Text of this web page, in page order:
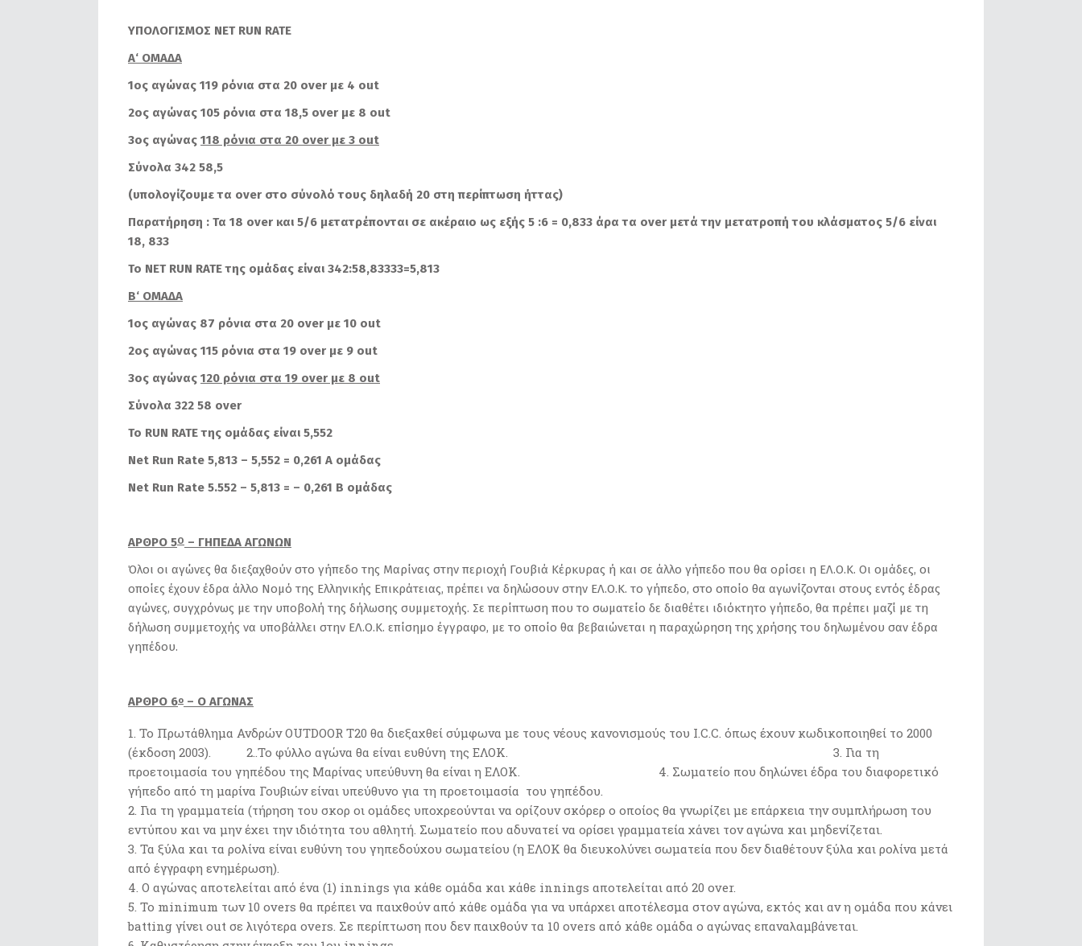
YΠΟΛΟΓΙΣΜΟΣ NET RUN RATE
A‘ OMΑΔΑ
1ος αγώνας 119 ρόνια στα 20 over με 4 out
2ος αγώνας 105 ρόνια στα 18,5 over με 8 out
3ος αγώνας 118 ρόνια στα 20 over με 3 out
Σύνολα 342 58,5
(υπολογίζουμε τα over στο σύνολό τους δηλαδή 20 στη περίπτωση ήττας)
Παρατήρηση : Τα 18 οver και 5/6 μετατρέπονται σε ακέραιο ως εξής 5 :6 = 0,833 άρα τα οver μετά την μετατροπή του κλάσματος 5/6 είναι
18, 833
Το NET RUN RATEτης ομάδας είναι 342:58,83333=5,813
B‘ OMAΔΑ
1ος αγώνας 87 ρόνια στα 20 over με 10 out
2ος αγώνας 115 ρόνια στα 19 over με 9 out
3ος αγώνας 120 ρόνια στα 19 over με 8 out
Σύνολα 322 58 over
Το RUN RATEτης ομάδας είναι 5,552
Net Run Rate 5,813 – 5,552 = 0,261 A oμάδας
Net Run Rate 5.552 – 5,813 = – 0,261 Β ομάδας
ΑΡΘΡΟ 5Ο – ΓΗΠΕΔΑ ΑΓΩΝΩΝ
Όλοι οι αγώνες θα διεξαχθούν στο γήπεδο της Μαρίνας στην περιοχή Γουβιά Κέρκυρας ή και σε άλλο γήπεδο που θα ορίσει η ΕΛ.Ο.Κ. Οι ομάδες, οι
οποίες έχουν έδρα άλλο Νομό της Ελληνικής Επικράτειας, πρέπει να δηλώσουν στην ΕΛ.Ο.Κ. το γήπεδο, στο οποίο θα αγωνίζονται στους εντός έδρας
αγώνες, συγχρόνως με την υποβολή της δήλωσης συμμετοχής. Σε περίπτωση που το σωματείο δε διαθέτει ιδιόκτητο γήπεδο, θα πρέπει μαζί με τη
δήλωση συμμετοχής να υποβάλλει στην ΕΛ.Ο.Κ. επίσημο έγγραφο, με το οποίο θα βεβαιώνεται η παραχώρηση της χρήσης του δηλωμένου σαν έδρα
γηπέδου.
ΑΡΘΡΟ 6ο – Ο ΑΓΩΝΑΣ
Το Πρωτάθλημα Ανδρών OUTDOOR T20 θα διεξαχθεί σύμφωνα με τους νέους κανονισμούς του I.C.C. όπως έχουν κωδικοποιηθεί το 2000
(έκδοση 2003). 2..Το φύλλο αγώνα θα είναι ευθύνη της ΕΛΟΚ. 3. Για τη
προετοιμασία του γηπέδου της Μαρίνας υπεύθυνη θα είναι η ΕΛΟΚ. 4. Σωματείο που δηλώνει έδρα του διαφορετικό
γήπεδο από τη μαρίνα Γουβιών είναι υπεύθυνο για τη προετοιμασία του γηπέδου.
Για τη γραμματεία (τήρηση του σκορ οι ομάδες υποχρεούνται να ορίζουν σκόρερ ο οποίος θα γνωρίζει με επάρκεια την συμπλήρωση του
εντύπου και να μην έχει την ιδιότητα του αθλητή. Σωματείο που αδυνατεί να ορίσει γραμματεία χάνει τον αγώνα και μηδενίζεται.
Τα ξύλα και τα ρολίνα είναι ευθύνη του γηπεδούχου σωματείου (η ΕΛΟΚ θα διευκολύνει σωματεία που δεν διαθέτουν ξύλα και ρολίνα μετά
από έγγραφη ενημέρωση).
Ο αγώνας αποτελείται από ένα (1) innings για κάθε ομάδα και κάθε innings αποτελείται από 20 over.
Το minimum των 10 overs θα πρέπει να παιχθούν από κάθε ομάδα για να υπάρχει αποτέλεσμα στον αγώνα, εκτός και αν η ομάδα που κάνει
batting γίνει out σε λιγότερα overs. Σε περίπτωση που δεν παιχθούν τα 10 overs από κάθε ομάδα ο αγώνας επαναλαμβάνεται.